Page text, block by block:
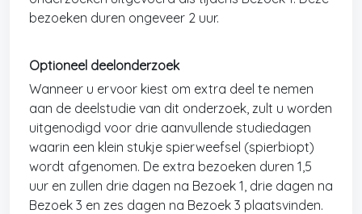
bezoeken duren ongeveer 2 uur.
Optioneel deelonderzoek
Wanneer u ervoor kiest om extra deel te nemen
aan de deelstudie van dit onderzoek, zult u worden
uitgenodigd voor drie aanvullende studiedagen
waarin een klein stukje spierweefsel (spierbiopt)
wordt afgenomen. De extra bezoeken duren 1,5
uur en zullen drie dagen na Bezoek 1, drie dagen na
Bezoek 3 en zes dagen na Bezoek 3 plaatsvinden.